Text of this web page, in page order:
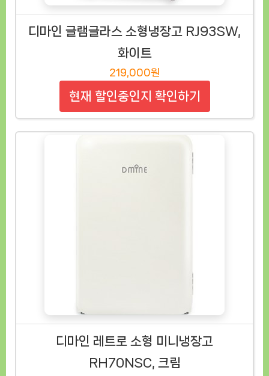
디마인 글램글라스 소형냉장고 RJ93SW,
화이트
219,000원
현재 할인중인지 확인하기
디마인 레트로 소형 미니냉장고
RH70NSC, 크림